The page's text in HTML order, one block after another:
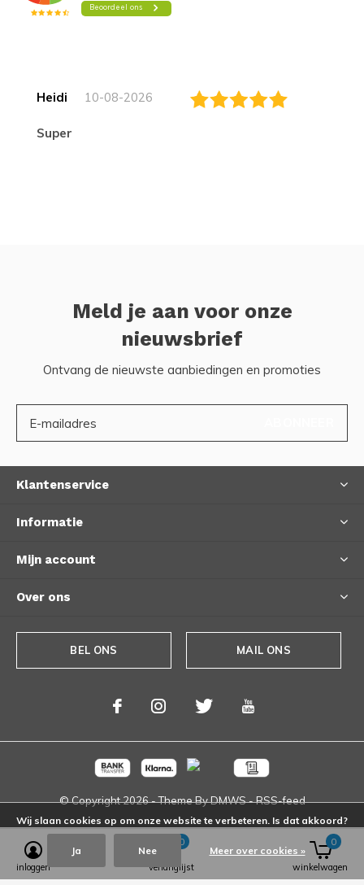
Heidi 10-08-2026
Super
Meld je aan voor onze
nieuwsbrief
Ontvang de nieuwste aanbiedingen en promoties
Klantenservice
Informatie
Mijn account
Over ons
BEL ONS MAIL ONS
© Copyright2026- Theme ByDMWS-RSS-feed
inloggen verlanglijst
0
winkelwagen
0
Wij slaan cookies op om onze website te verbeteren. Is dat akkoord?
Ja Nee Meer over cookies »